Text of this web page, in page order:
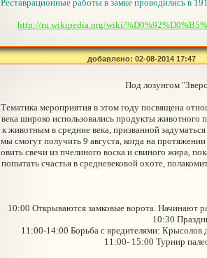
Реставрационные работы в замке проводились в
http://ru.wikipedia.org/wiki/
добавлено: 02-08-2014 17:47
Под лозунгом
Тематика мероприятия в этом году посвящена
века широко использовались продукты животного
к животным в средние века, призванной
мы смогут получить 9 августа, когда на
овить свечи из пчелиного воска и свиного жира,
попытать счастья в средневековой охоте,
10:00 Открываются замковые ворота. Начинают
10:30
11:00-14:00 Борьба с вредителями: Крысолов
11:00- 15:00 Турнир